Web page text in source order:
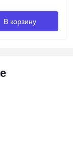
В корзину